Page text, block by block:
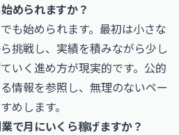
められますか？
も始められます。最初は小さな
挑戦し、実績を積みながら少し
いく進め方が現実的です。公的
情報を参照し、無理のないペー
めします。
で月にいくら稼げますか？